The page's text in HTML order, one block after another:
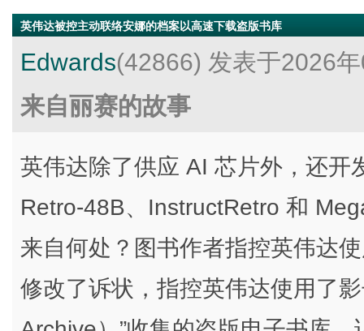
英伟达被控主动联络安娜的档案以高速下载盗版书库
Edwards(42866) 发表于2026
来自丽赛的故事
英伟达除了供应 AI 芯片外，还开
Retro-48B、InstructRetro 和
来自何处？图书作者指控英伟达
修改了诉状，指控英伟达使用了